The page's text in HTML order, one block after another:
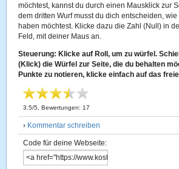
möchtest, kannst du durch einen Mausklick zur
dem dritten Wurf musst du dich entscheiden,
haben möchtest. Klicke dazu die Zahl (Null) in
Feld, mit deiner Maus an.
Steuerung: Klicke auf Roll, um zu würfel.
(Klick) die Würfel zur Seite, die du behalten
Punkte zu notieren, klicke einfach auf das
3.5/5 , Bewertungen: 17
› Kommentar schreiben
Code für deine Webseite: